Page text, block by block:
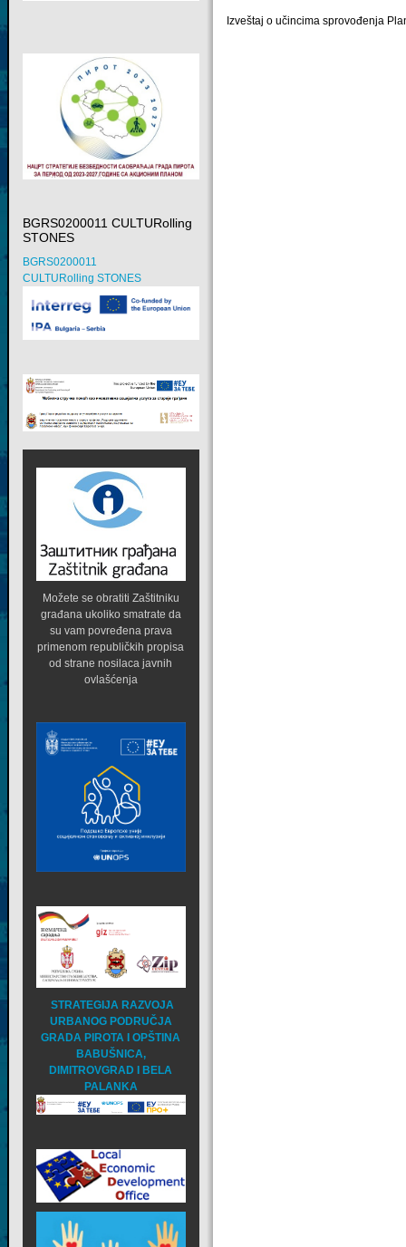
Izveštaj o učincima sprovođenja
BGRS0200011 CULTURolling
STONES
BGRS0200011
CULTURolling STONES
Možete se obratiti Zaštitniku
građana ukoliko smatrate da
su vam povređena prava
primenom republičkih propisa
od strane nosilaca javnih
ovlašćenja
STRATEGIJA RAZVOJA
URBANOG PODRUČJA
GRADA PIROTA I OPŠTINA
BABUŠNICA,
DIMITROVGRAD I BELA
PALANKA